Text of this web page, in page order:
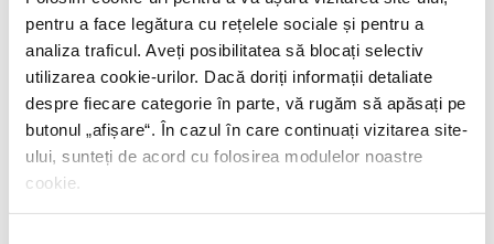
pentru a face legătura cu rețelele sociale și pentru a
analiza traficul. Aveți posibilitatea să blocați selectiv
utilizarea cookie-urilor. Dacă doriți informații detaliate
despre fiecare categorie în parte, vă rugăm să apăsați pe
butonul „ afișare“. În cazul în care continuați vizitarea site-
ului, sunteți de acord cu folosirea modulelor noastre
cookie.